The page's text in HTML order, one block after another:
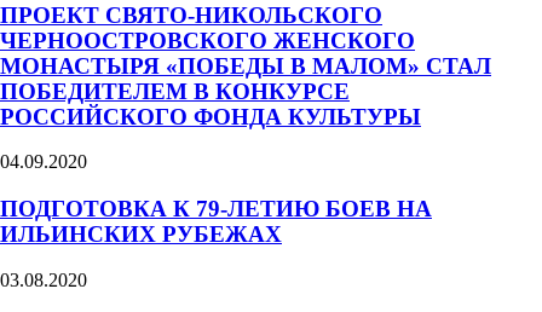
ПРОЕКТ СВЯТО-НИКОЛЬСКОГО
ЧЕРНООСТРОВСКОГО ЖЕНСКОГО
МОНАСТЫРЯ «ПОБЕДЫ В МАЛОМ» СТАЛ
ПОБЕДИТЕЛЕМ В КОНКУРСЕ
РОССИЙСКОГО ФОНДА КУЛЬТУРЫ
04.09.2020
ПОДГОТОВКА К 79-ЛЕТИЮ БОЕВ НА
ИЛЬИНСКИХ РУБЕЖАХ
03.08.2020